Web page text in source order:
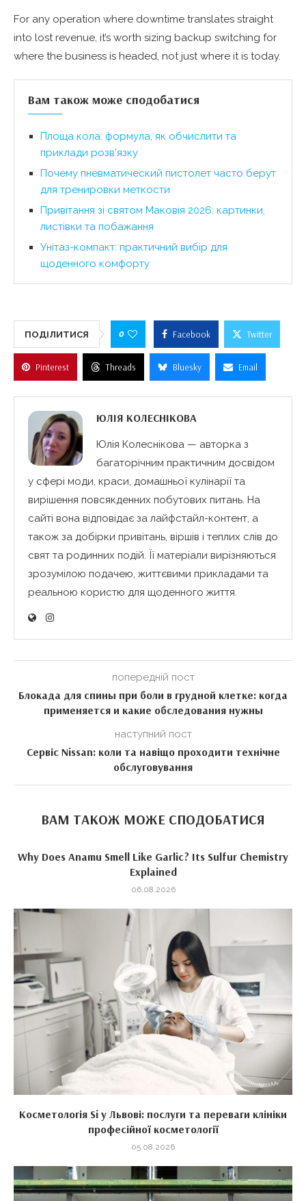
For any operation where downtime translates straight
into lost revenue, it’s worth sizing backup switching for
where the business is headed, not just where it is today.
Вам також може сподобатися
Площа кола: формула, як обчислити та
приклади розв’язку
Почему пневматический пистолет часто берут
для тренировки меткости
Привітання зі святом Маковія 2026: картинки,
листівки та побажання
Унітаз-компакт: практичний вибір для
щоденного комфорту
ПОДІЛИТИСЯ 0 Facebook Twitter
Pinterest Threads Bluesky Email
ЮЛІЯ КОЛЕСНІКОВА
Юлія Колеснікова — авторка з
багаторічним практичним досвідом
у сфері моди, краси, домашньої кулінарії та
вирішення повсякденних побутових питань. На
сайті вона відповідає за лайфстайл-контент, а
також за добірки привітань, віршів і теплих слів до
свят та родинних подій. Її матеріали вирізняються
зрозумілою подачею, життєвими прикладами та
реальною користю для щоденного життя.
попередній пост
Блокада для спины при боли в грудной клетке: когда
применяется и какие обследования нужны
наступний пост
Сервіс Nissan: коли та навіщо проходити технічне
обслуговування
ВАМ ТАКОЖ МОЖЕ СПОДОБАТИСЯ
Why Does Anamu Smell Like Garlic? Its Sulfur Chemistry
Explained
06.08.2026
Косметологія Si у Львові: послуги та переваги клініки
професійної косметології
05.08.2026